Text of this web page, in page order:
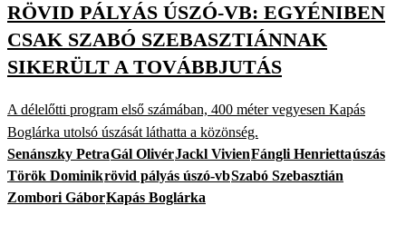
RÖVID PÁLYÁS ÚSZÓ-VB: EGYÉNIBEN
CSAK SZABÓ SZEBASZTIÁNNAK
SIKERÜLT A TOVÁBBJUTÁS
A délelőtti program első számában, 400 méter vegyesen Kapás
Boglárka utolsó úszását láthatta a közönség.
Senánszky PetraGál OlivérJackl VivienFángli Henriettaúszás
Török Dominikrövid pályás úszó-vbSzabó Szebasztián
Zombori GáborKapás Boglárka